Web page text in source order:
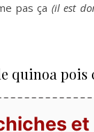
pas ça (il est
quinoa
et